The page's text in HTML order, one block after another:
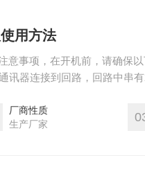
用方法
意事项，在开机前，请确保
讯器连接到回路，回路中串
键直至其显示关闭，关机
厂商性质
生产厂家